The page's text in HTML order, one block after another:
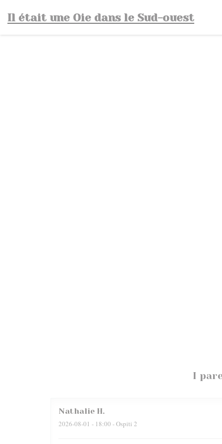
Il était une Oie dans le Sud-ouest
I
Nathalie H
2026-08-01 - 18:00 - Ospiti 2